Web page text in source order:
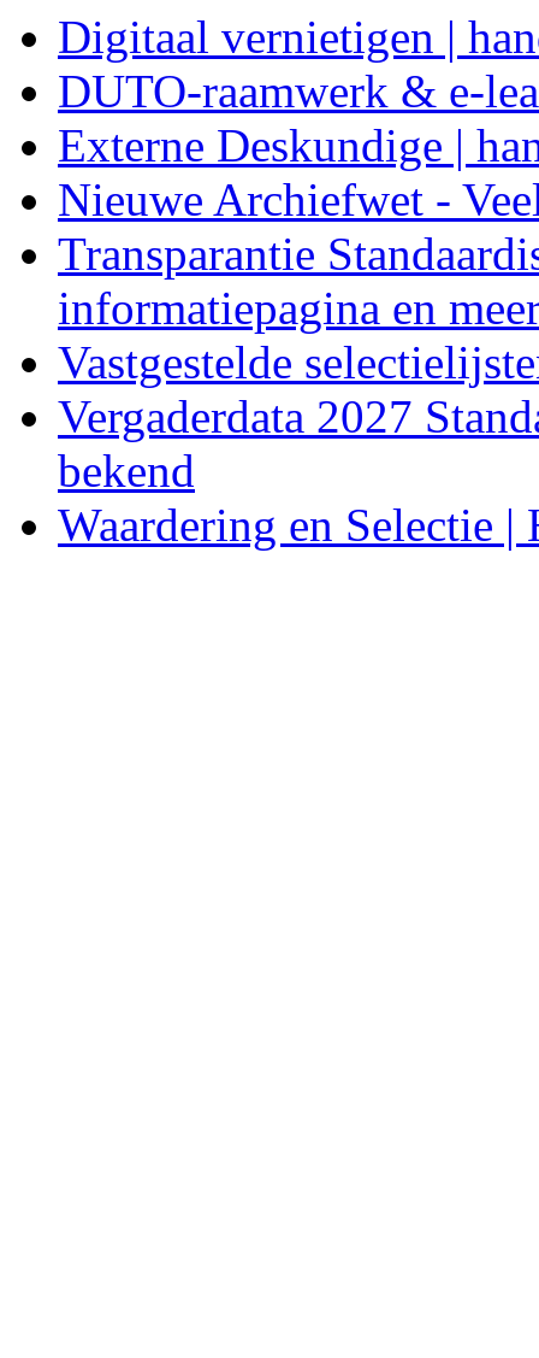
Digitaal vernietigen |
DUTO-raamwerk & e-
Externe Deskundige |
Nieuwe Archiefwet -
Transparantie
informatiepagina en
Vastgestelde
Vergaderdata 2027
bekend
Waardering en Selectie